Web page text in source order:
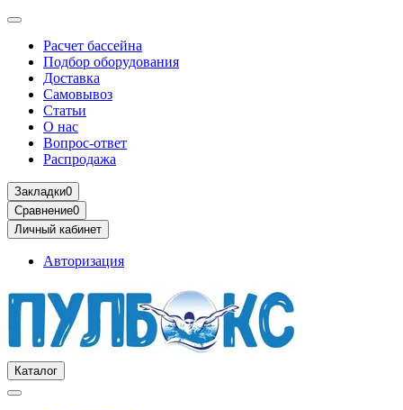
Расчет бассейна
Подбор оборудования
Доставка
Самовывоз
Статьи
О нас
Вопрос-ответ
Распродажа
Закладки0
Сравнение0
Личный кабинет
Авторизация
Каталог